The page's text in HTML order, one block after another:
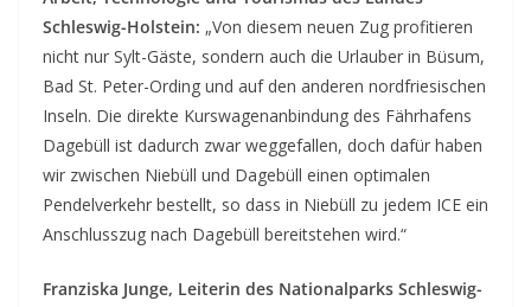
Schleswig-Holstein: „Von diesem neuen Zug profitieren
nicht nur Sylt-Gäste, sondern auch die Urlauber in Büsum,
Bad St. Peter-Ording und auf den anderen nordfriesischen
Inseln. Die direkte Kurswagenanbindung des Fährhafens
Dagebüll ist dadurch zwar weggefallen, doch dafür haben
wir zwischen Niebüll und Dagebüll einen optimalen
Pendelverkehr bestellt, so dass in Niebüll zu jedem ICE ein
Anschlusszug nach Dagebüll bereitstehen wird.“
Franziska Junge, Leiterin des Nationalparks Schleswig-